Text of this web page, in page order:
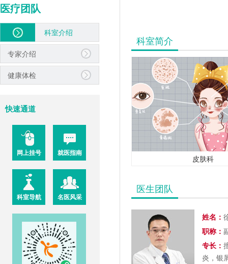
医疗团队
科室介绍
专家介绍
健康体检
快速通道
网上挂号 就医指南
科室导航 名医风采
科室简介
皮肤科
医生团队
姓名：
职称：
专长：
炎，银